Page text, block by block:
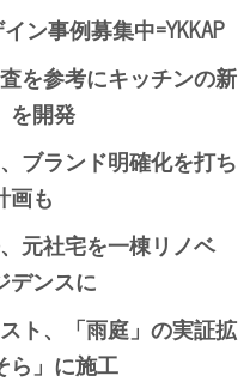
ン事例募集中=YKKAP
を参考にキッチンの新
を開発
ブランド明確化を打ち
画も
元社宅を一棟リノベ
デンスに
ト、「雨庭」の実証拡
ら」に施工